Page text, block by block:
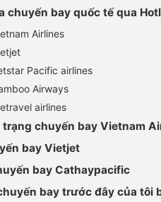
chuyến bay quốc tế qua
Airlines
Pacific airlines
Airways
airlines
chuyến bay Vietnam
bay Vietjet
bay Cathaypacific
bay trước đây của tôi